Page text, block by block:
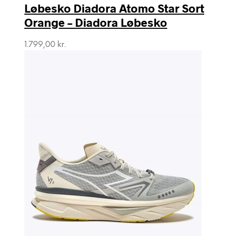
Løbesko Diadora Atomo Star Sort
Orange – Diadora Løbesko
1.799,00 kr.